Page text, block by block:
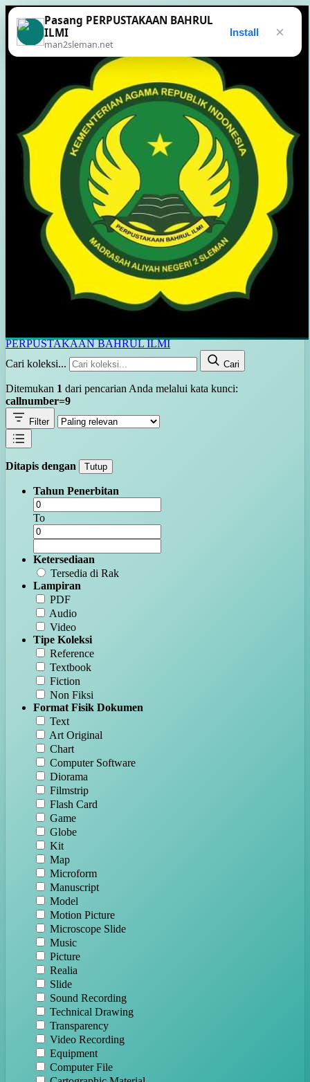
PERPUSTAKAAN BAHRUL ILMI
Cari koleksi...
Cari
Ditemukan 1 dari pencarian Anda melalui kata kunci:
callnumber=9
Filter
Ditapis dengan Tutup
Tahun Penerbitan
To
Ketersediaan
Tersedia di Rak
Lampiran
PDF
Audio
Video
Tipe Koleksi
Reference
Textbook
Fiction
Non Fiksi
Format Fisik Dokumen
Text
Art Original
Chart
Computer Software
Diorama
Filmstrip
Flash Card
Game
Globe
Kit
Map
Microform
Manuscript
Model
Motion Picture
Microscope Slide
Music
Picture
Realia
Slide
Sound Recording
Technical Drawing
Transparency
Video Recording
Equipment
Computer File
Pasang PERPUSTAKAAN BAHRUL
ILMI
man2sleman.net
Install ×